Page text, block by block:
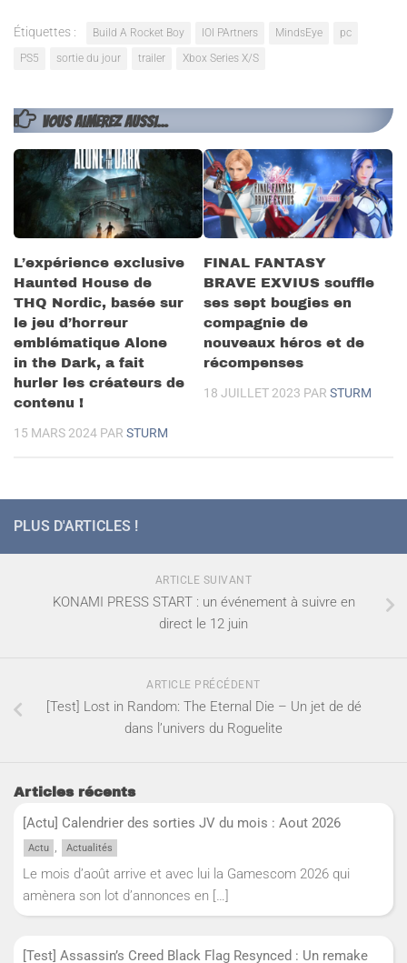
Étiquettes : Build A Rocket Boy IOI PArtners MindsEye
pc
PS5
sortie du jour trailer Xbox Series X/S
VOUS AIMEREZ AUSSI...
L’expérience exclusive
Haunted House de
THQ Nordic, basée sur
le jeu d’horreur
emblématique Alone
in the Dark, a fait
hurler les créateurs de
contenu !
15 MARS 2024 PAR STURM
FINAL FANTASY
BRAVE EXVIUS souffle
ses sept bougies en
compagnie de
nouveaux héros et de
récompenses
18 JUILLET 2023 PAR STURM
PLUS D'ARTICLES !
ARTICLE SUIVANT
KONAMI PRESS START : un événement à suivre en
direct le 12 juin
ARTICLE PRÉCÉDENT
[Test] Lost in Random: The Eternal Die – Un jet de dé
dans l’univers du Roguelite
Articles récents
[Actu] Calendrier des sorties JV du mois : Aout 2026
Actu , Actualités
Le mois d’août arrive et avec lui la Gamescom 2026 qui
amènera son lot d’annonces en […]
[Test] Assassin’s Creed Black Flag Resynced : Un remake